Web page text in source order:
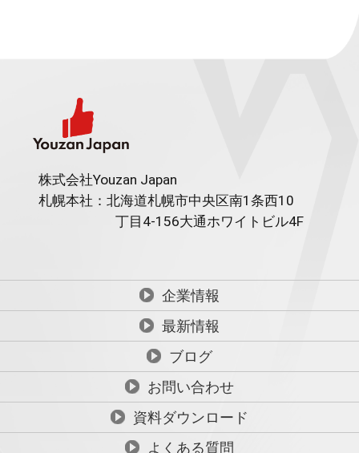
株式会社Youzan Japan
札幌本社：北海道札幌市中央区南1条西10
丁目4-156大通ホワイトビル4F
企業情報
最新情報
ブログ
お問い合わせ
資料ダウンロード
よくある質問